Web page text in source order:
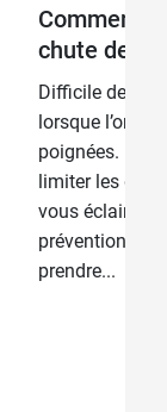
Comment
chute de
Difficile de
lorsque l’on
poignées. Est-
limiter les
vous éclaire
prévention et
prendre...